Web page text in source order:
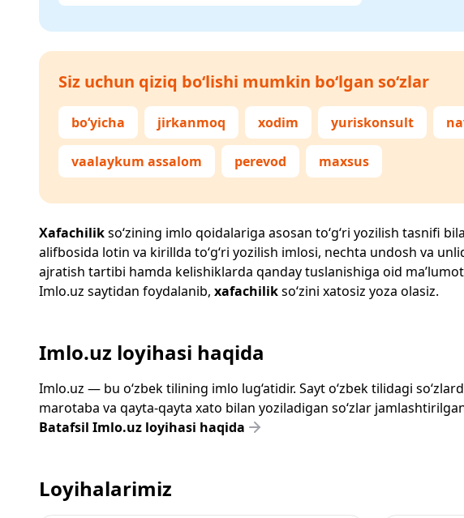
Siz uchun qiziq bo‘lishi mumkin bo‘lgan so‘zlar
bo‘yicha jirkanmoq xodim yuriskonsult
vaalaykum assalom perevod maxsus
Xafachilikso‘zining imlo qoidalariga asosan to‘g‘ri yozilish tasnifi
alifbosida lotin va kirillda to‘g‘ri yozilish imlosi, nechta undosh va
ajratish tartibi hamda kelishiklarda qanday tuslanishiga oid
Imlo.uz saytidan foydalanib, xafachilikso‘zini xatosiz yoza olasiz.
Imlo.uz loyihasi haqida
Imlo.uz — bu o‘zbek tilining imlo lug‘atidir. Sayt o‘zbek tilidagi
marotaba va qayta-qayta xato bilan yoziladigan so‘zlar
Batafsil Imlo.uz loyihasi haqida
Loyihalarimiz